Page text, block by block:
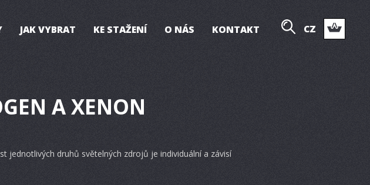
CZ
JAK VYBRAT KE STAŽENÍ O NÁS KONTAKT
A XENON
jednotlivých druhů světelných zdrojů je individuální a závisí